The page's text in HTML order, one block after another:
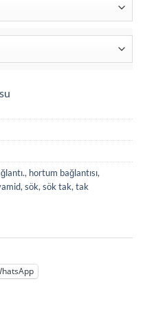
, hortum bağlantısı,
, sök, sök tak, tak